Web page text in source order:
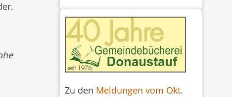
Zu den Meldungen vom Okt.